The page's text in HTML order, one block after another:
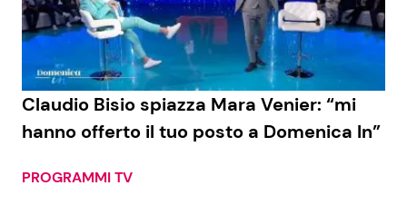
Economia
Persone Scomparse
Fiction e Serie TV
Programmi TV
Claudio Bisio spiazza Mara Venier: “mi
hanno offerto il tuo posto a Domenica In”
PROGRAMMI TV